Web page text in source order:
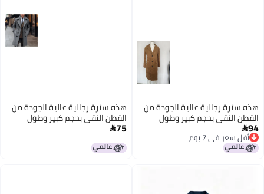
هذه سترة رجالية عالية الجودة من
القطن النقي بحجم كبير وطول
متوسط، تصميم عادي بلون نقي.
94
أقل سعر في 7 يوم
أقل سعر في 7 يوم
هذه سترة رجالية عالية الجودة من
القطن النقي بحجم كبير وطول
متوسط، تصميم عادي بلون نقي.
75